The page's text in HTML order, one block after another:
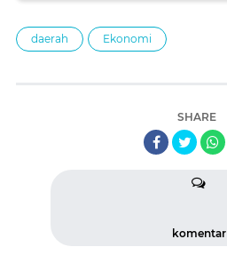
daerah Ekonomi
SHARE
komentar